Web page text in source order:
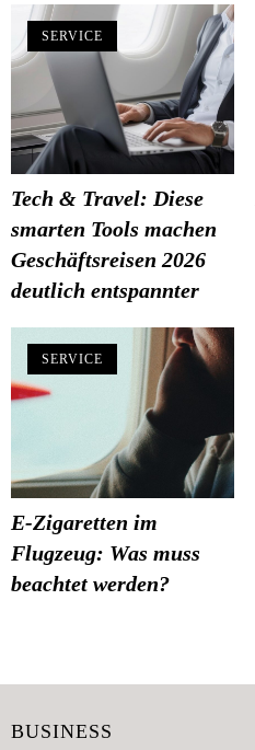
SERVICE
Tech & Travel: Diese
smarten Tools machen
Geschäftsreisen 2026
deutlich entspannter
SERVICE
E-Zigaretten im
Flugzeug: Was muss
beachtet werden?
BUSINESS